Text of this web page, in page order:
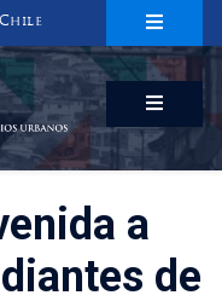
URBANOS
Y ESTUDIOS URBANOS
a
de